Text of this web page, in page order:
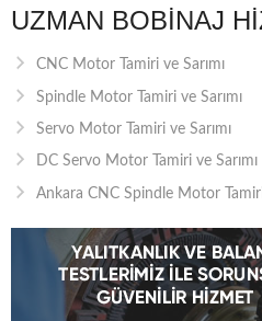
UZMAN BOBINAJ
CNC Motor Tamiri ve Sarımı
Spindle Motor Tamiri ve Sarımı
Servo Motor Tamiri ve Sarımı
DC Servo Motor Tamiri ve Sarımı
Ankara CNC Spindle Motor